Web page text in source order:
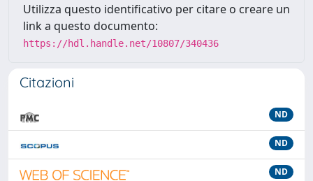
Utilizza questo identificativo per citare o creare un
link a questo documento:
https://hdl.handle.net/10807/340436
Citazioni
ND
ND
ND